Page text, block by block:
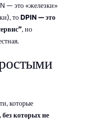
— это «железки»
то DPIN — это
, но
которые
которых не